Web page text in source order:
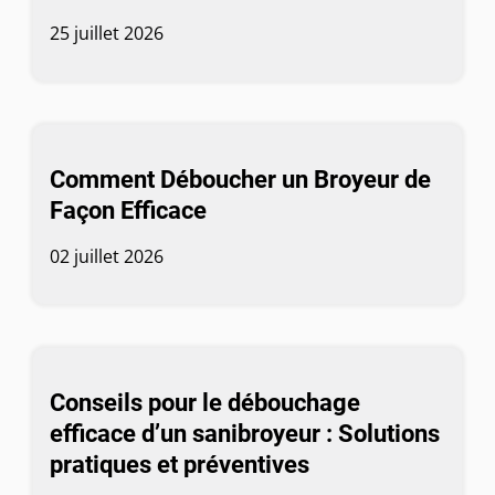
25 juillet 2026
Comment Déboucher un Broyeur de
Façon Efficace
02 juillet 2026
Conseils pour le débouchage
efficace d’un sanibroyeur : Solutions
pratiques et préventives